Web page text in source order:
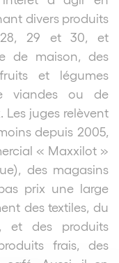
divers produits
28, 29 et 30, et
de maison, des
et légumes
viandes ou de
Les juges relèvent
depuis 2005,
« Maxxilot »
des magasins
prix une large
des textiles, du
et des produits
frais, des